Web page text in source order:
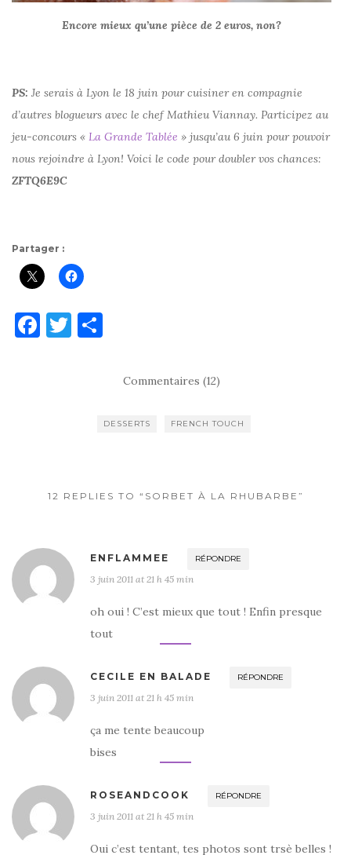
Encore mieux qu’une pièce de 2 euros, non?
PS: Je serais à Lyon le 18 juin pour cuisiner en compagnie
d’autres blogueurs avec le chef Mathieu Viannay. Participez au
jeu-concours « La Grande Tablée » jusqu’au 6 juin pour pouvoir
nous rejoindre à Lyon! Voici le code pour doubler vos chances:
ZFTQ6E9C
Partager :
F
k
T
ta
er
Commentaires (12)
DESSERTS FRENCH TOUCH
12 REPLIES TO “SORBET À LA RHUBARBE”
ENFLAMMEE RÉPONDRE
3 juin 2011 at 21 h 45 min
oh oui ! C’est mieux que tout ! Enfin presque
tout
CECILE EN BALADE RÉPONDRE
3 juin 2011 at 21 h 45 min
ça me tente beaucoup
bises
ROSEANDCOOK RÉPONDRE
3 juin 2011 at 21 h 45 min
Oui c’est tentant, tes photos sont trsè belles !